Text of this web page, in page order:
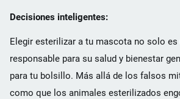
Decisiones inteligentes:
Elegir esterilizar a tu mascota no solo
responsable para su salud y bienestar
para tu bolsillo. Más allá de los falsos
como que los animales esterilizados